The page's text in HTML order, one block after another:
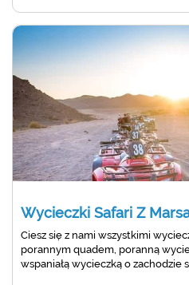
Wycieczki Safari Z
Ciesz się z nami wszystkimi
porannym quadem, poranną
wspaniałą wycieczką o zachodzie